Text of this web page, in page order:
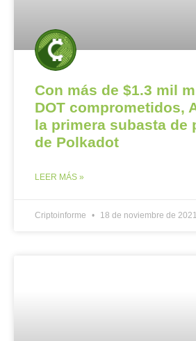
Con más de $1.3 mil
DOT comprometidos,
la primera subasta de
de Polkadot
LEER MÁS »
Criptoinforme 18 de noviembre de 2021